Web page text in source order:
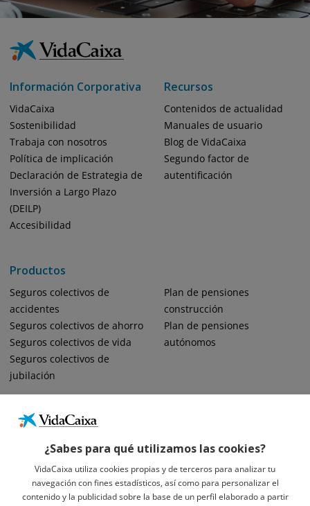
¿Sabes para qué utilizamos las cookies?
VidaCaixa utiliza cookies propias y de terceros para analizar tu
navegación con fines estadísticos, así como para personalizar el
contenido y la publicidad sobre la base de un perfil elaborado a partir
Información Corporativa
VidaCaixa
Sostenibilidad
Trabaja con nosotros
Política de implicación
Declaración de Estrategia de
Inversión a Largo Plazo
(DEILP)
Accesibilidad
Productos
Seguros colectivos de
accidentes
Seguros colectivos de ahorro
Seguros colectivos de vida
Seguros colectivos de
jubilación
Plan de pensiones
construcción
Plan de pensiones
autónomos
Recursos
Contenidos de actualidad
Manuales de usuario
Blog de VidaCaixa
Segundo factor de
autentificación
Informació Legal Sobre VidaCaixa, S.A.